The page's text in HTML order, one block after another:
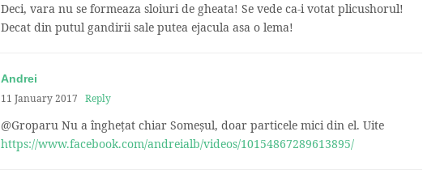
Deci, vara nu se formeaza sloiuri de gheata! Se vede ca-i votat plicushorul!
Decat din putul gandirii sale putea ejacula asa o lema!
Andrei
11 January 2017
Reply
@Groparu Nu a înghețat chiar Someșul, doar particele mici din el. Uite
https://www.facebook.com/andreialb/videos/10154867289613895/